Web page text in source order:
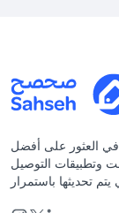
العثور على أفضل
وتطبيقات التوصيل